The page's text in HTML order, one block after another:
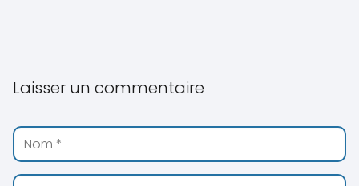
Laisser un commentaire